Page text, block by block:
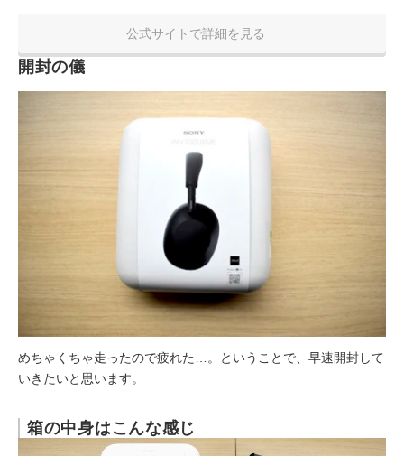
公式サイトで詳細を見る
開封の儀
めちゃくちゃ走ったので疲れた…。ということで、早速開封して
いきたいと思います。
箱の中身はこんな感じ